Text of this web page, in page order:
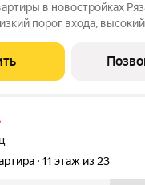
в новостройках
порог входа,
Бизнес,
к городу и
11 этаж из 23